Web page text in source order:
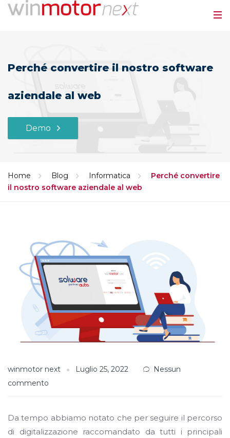
Perché convertire il nostro software
aziendale al web
Demo
Home Blog Informatica
Perché convertire
il nostro software aziendale al web
winmotor next Luglio 25, 2022
Nessun
commento
Da tempo abbiamo notato che per seguire il percorso
di digitalizzazione raccomandato da tutti i principali